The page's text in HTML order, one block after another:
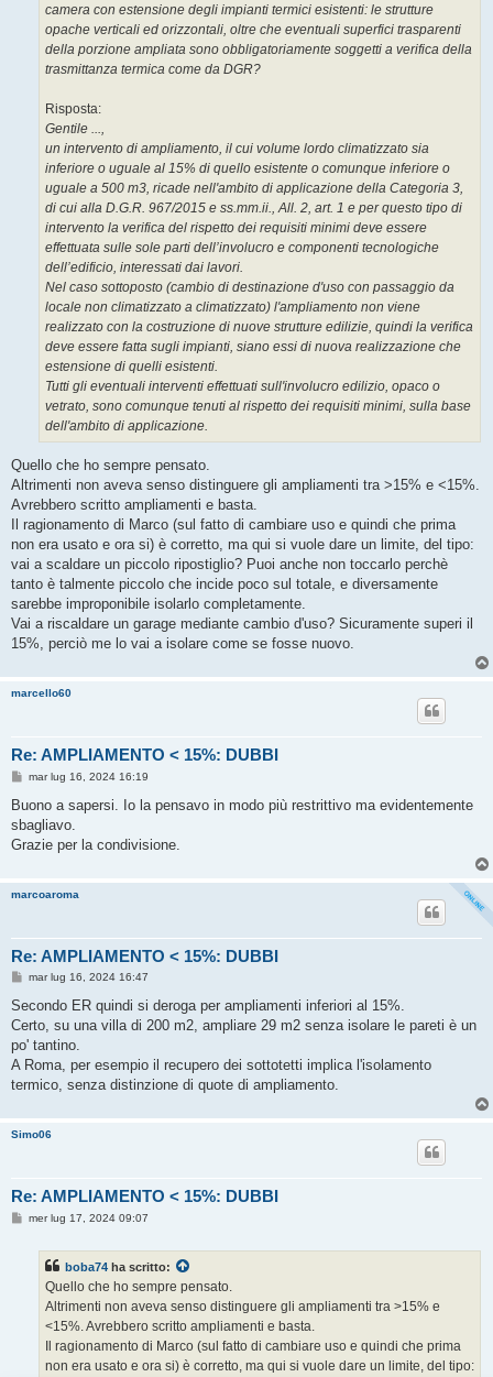
camera con estensione degli impianti termici esistenti: le strutture
opache verticali ed orizzontali, oltre che eventuali superfici trasparenti
della porzione ampliata sono obbligatoriamente soggetti a verifica della
trasmittanza termica come da DGR?
Risposta:
Gentile ...,
un intervento di ampliamento, il cui volume lordo climatizzato sia
inferiore o uguale al 15% di quello esistente o comunque inferiore o
uguale a 500 m3, ricade nell'ambito di applicazione della Categoria 3,
di cui alla D.G.R. 967/2015 e ss.mm.ii., All. 2, art. 1 e per questo tipo di
intervento la verifica del rispetto dei requisiti minimi deve essere
effettuata sulle sole parti dell’involucro e componenti tecnologiche
dell’edificio, interessati dai lavori.
Nel caso sottoposto (cambio di destinazione d'uso con passaggio da
locale non climatizzato a climatizzato) l'ampliamento non viene
realizzato con la costruzione di nuove strutture edilizie, quindi la verifica
deve essere fatta sugli impianti, siano essi di nuova realizzazione che
estensione di quelli esistenti.
Tutti gli eventuali interventi effettuati sull'involucro edilizio, opaco o
vetrato, sono comunque tenuti al rispetto dei requisiti minimi, sulla base
dell'ambito di applicazione.
Quello che ho sempre pensato.
Altrimenti non aveva senso distinguere gli ampliamenti tra >15% e <15%.
Avrebbero scritto ampliamenti e basta.
Il ragionamento di Marco (sul fatto di cambiare uso e quindi che prima
non era usato e ora si) è corretto, ma qui si vuole dare un limite, del tipo:
vai a scaldare un piccolo ripostiglio? Puoi anche non toccarlo perchè
tanto è talmente piccolo che incide poco sul totale, e diversamente
sarebbe improponibile isolarlo completamente.
Vai a riscaldare un garage mediante cambio d'uso? Sicuramente superi il
15%, perciò me lo vai a isolare come se fosse nuovo.
marcello60
Re: AMPLIAMENTO < 15%: DUBBI
M
s
a
g
o
mar lug 16, 2024 16:19
Buono a sapersi. Io la pensavo in modo più restrittivo ma evidentemente
sbagliavo.
Grazie per la condivisione.
marcoaroma
Re: AMPLIAMENTO < 15%: DUBBI
M
s
a
g
i
o
mar lug 16, 2024 16:47
Secondo ER quindi si deroga per ampliamenti inferiori al 15%.
Certo, su una villa di 200 m2, ampliare 29 m2 senza isolare le pareti è un
po' tantino.
A Roma, per esempio il recupero dei sottotetti implica l'isolamento
termico, senza distinzione di quote di ampliamento.
Simo06
Re: AMPLIAMENTO < 15%: DUBBI
Mmer lug 17, 2024 09:07
boba74 ha scritto:
Quello che ho sempre pensato.
Altrimenti non aveva senso distinguere gli ampliamenti tra >15% e
<15%. Avrebbero scritto ampliamenti e basta.
Il ragionamento di Marco (sul fatto di cambiare uso e quindi che prima
non era usato e ora si) è corretto, ma qui si vuole dare un limite, del tipo: